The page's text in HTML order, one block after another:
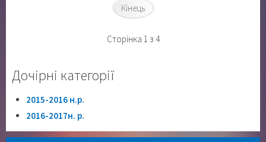
Кінець
Сторінка 1 з 4
Дочірні категорії
2015-2016 н.р.
2016-2017н. р.